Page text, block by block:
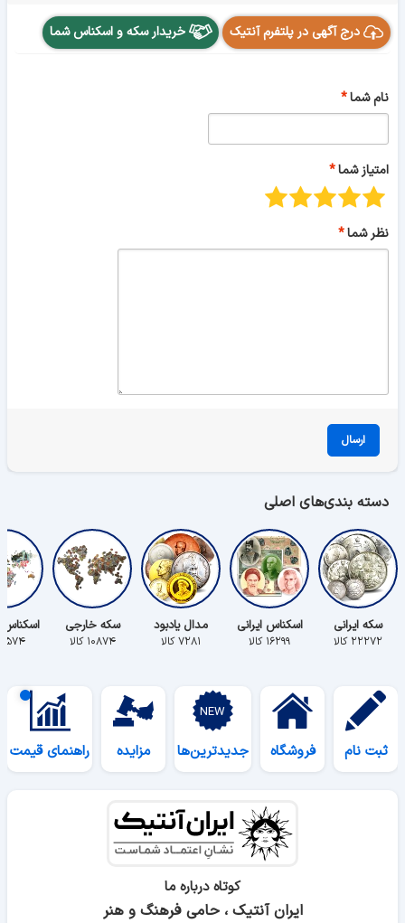
درج آگهی در پلتفرم آنتیک خریدار سکه و اسکناس شما
نام شما
امتیاز شما
نظر شما
ارسال
دسته بندی‌های اصلی
سکه ایرانی
۲۲۲۷۲ کالا
اسکناس ایرانی
۱۶۲۹۹ کالا
مدال یادبود
۷۲۸۱ کالا
سکه خارجی
۱۰۸۷۴ کالا ۵۵۷۴ کالا
ثبت نام فروشگاه جدیدترین‌ها مزایده راهنمای قیمت
کوتاه درباره ما
ایران آنتیک ، حامی فرهنگ و هنر